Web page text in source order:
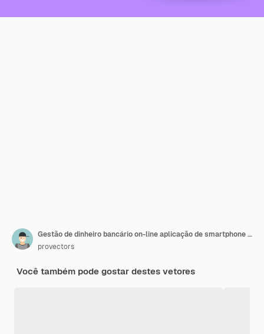
Gestão de dinheiro bancário on-line aplicação de smartphone banner cópia de espaço ícone 3D vetor realista
provectors
Você também pode gostar destes vetores